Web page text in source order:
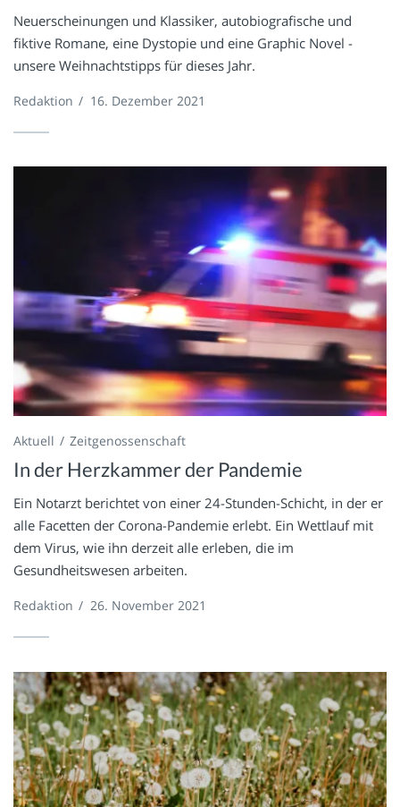
Neuerscheinungen und Klassiker, autobiografische und
fiktive Romane, eine Dystopie und eine Graphic Novel -
unsere Weihnachtstipps für dieses Jahr.
Redaktion / 16. Dezember 2021
Aktuell Zeitgenossenschaft
In der Herzkammer der Pandemie
Ein Notarzt berichtet von einer 24-Stunden-Schicht, in der er
alle Facetten der Corona-Pandemie erlebt. Ein Wettlauf mit
dem Virus, wie ihn derzeit alle erleben, die im
Gesundheitswesen arbeiten.
Redaktion / 26. November 2021